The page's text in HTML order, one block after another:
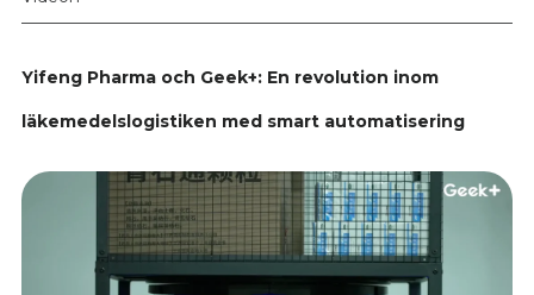
Yifeng Pharma och Geek+: En revolution inom
läkemedelslogistiken med smart automatisering